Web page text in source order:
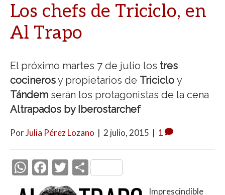
Los chefs de Triciclo, en
Al Trapo
El próximo martes 7 de julio los tres
cocinerosy propietarios de Triciclo y
Tándem serán los protagonistas de la cena
Altrapados by Iberostarchef
PorJulia Pérez Lozano | 2 julio, 2015 | 1
W
h
F
ac
T
w
C
o
Imprescindible